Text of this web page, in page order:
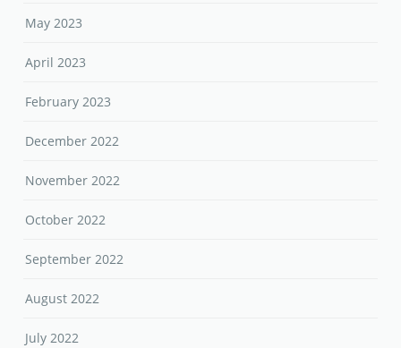
May 2023
April 2023
February 2023
December 2022
November 2022
October 2022
September 2022
August 2022
July 2022